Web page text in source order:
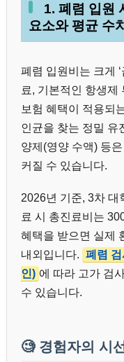
1. 폐렴 입원
요소와 평균 수치
폐렴 입원비는 크게 ‘
료, 기본적인 항생제
보험 혜택이 적용되
인균을 찾는 정밀 유
양제(영양 수액) 등
커질 수 있습니다.
2026년 기준, 3차 대
료 시 총진료비는
혜택을 받으면 실제
내외입니다. 폐렴
인) 에 따라 고가 검
수 있습니다.
🧐 경험자의 시